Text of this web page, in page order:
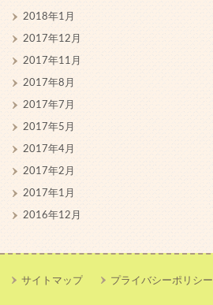
2018年1月
2017年12月
2017年11月
2017年8月
2017年7月
2017年5月
2017年4月
2017年2月
2017年1月
2016年12月
サイトマップ プライバシーポリシー